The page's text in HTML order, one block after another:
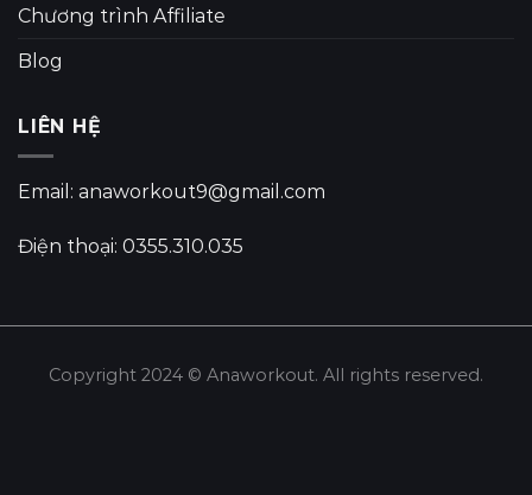
Chương trình Affiliate
Blog
LIÊN HỆ
Email: anaworkout9@gmail.com
Điện thoại: 0355.310.035
Copyright 2024 © Anaworkout. All rights reserved.